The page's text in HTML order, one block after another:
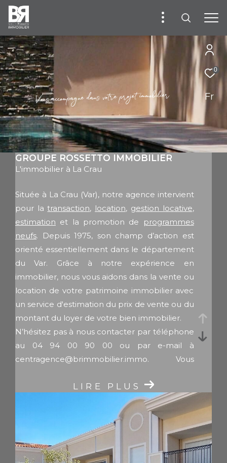
0
Fr
Vous accompagne dans votre projet immobilier
GROUPE ROSSETTO IMMOBILIER
L'immobilier à La Crau
Située à La Crau (Var), notre agence intervient
pour latransaction, location, gestion locative,
estimation et la promotion de
programmes
neufs. Depuis 1975, son champ d’action est
orienté essentiellement dans le département
du Var. Grâce à notre expérience en
immobilier, nous vous aidons dans la vente ou
location de votre patrimoine immobilier avec
un service d'estimation du prix de vente ou du
montant du loyer de votre bien immobilier.
N’hésitez pas à nous contacter par téléphone
au 04 94 00 90 00 ou par e-mail à
centragence@brimmobilier.immo. Vous
agence située au 160 rue Jean Natte, 83260
La Crau. Ensemble, réalisons vos projets
immobiliers avec succès et sérénité.
Vente et location de biens
immobiliers
LIRE PLUS